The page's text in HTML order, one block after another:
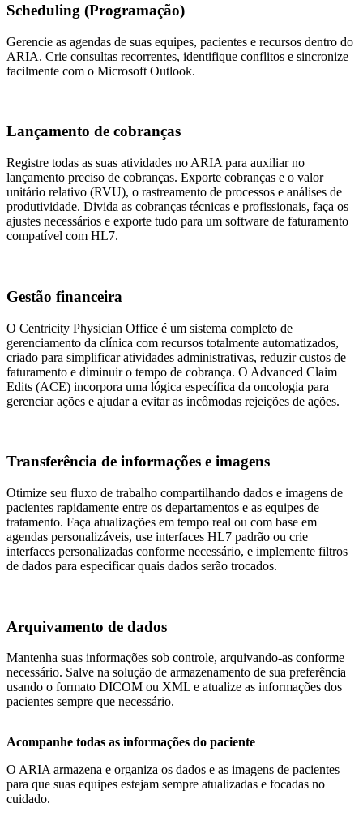
Scheduling (Programação)
Gerencie as agendas de suas equipes, pacientes e recursos dentro do
ARIA. Crie consultas recorrentes, identifique conflitos e sincronize
facilmente com o Microsoft Outlook.
Lançamento de cobranças
Registre todas as suas atividades no ARIA para auxiliar no
lançamento preciso de cobranças. Exporte cobranças e o valor
unitário relativo (RVU), o rastreamento de processos e análises de
produtividade. Divida as cobranças técnicas e profissionais, faça os
ajustes necessários e exporte tudo para um software de faturamento
compatível com HL7.
Gestão financeira
O Centricity Physician Office é um sistema completo de
gerenciamento da clínica com recursos totalmente automatizados,
criado para simplificar atividades administrativas, reduzir custos de
faturamento e diminuir o tempo de cobrança. O Advanced Claim
Edits (ACE) incorpora uma lógica específica da oncologia para
gerenciar ações e ajudar a evitar as incômodas rejeições de ações.
Transferência de informações e imagens
Otimize seu fluxo de trabalho compartilhando dados e imagens de
pacientes rapidamente entre os departamentos e as equipes de
tratamento. Faça atualizações em tempo real ou com base em
agendas personalizáveis, use interfaces HL7 padrão ou crie
interfaces personalizadas conforme necessário, e implemente filtros
de dados para especificar quais dados serão trocados.
Arquivamento de dados
Mantenha suas informações sob controle, arquivando-as conforme
necessário. Salve na solução de armazenamento de sua preferência
usando o formato DICOM ou XML e atualize as informações dos
pacientes sempre que necessário.
Acompanhe todas as informações do paciente
O ARIA armazena e organiza os dados e as imagens de pacientes
para que suas equipes estejam sempre atualizadas e focadas no
cuidado.